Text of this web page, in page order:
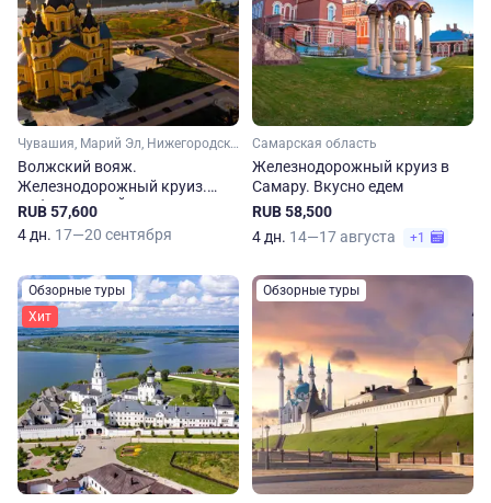
Чувашия, Марий Эл, Нижегородская область
Волжский вояж.
Железнодорожный круиз.
Чебоксары – Йошкар-Ола –
Нижний Новгород
RUB 57,600
4 дн. 17—20 сентября
Самарская область
Железнодорожный круиз в
Самару. Вкусно едем
RUB 58,500
4 дн. 14—17 августа +1
Обзорные туры
Хит
Обзорные туры